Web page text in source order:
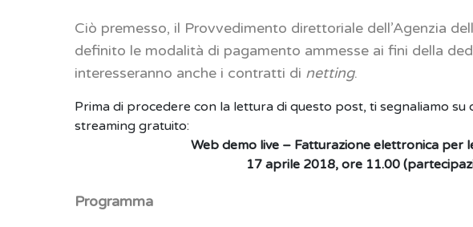
Ciò premesso, il Provvedimento direttoriale dell’Agenzia
definito le modalità di pagamento ammesse ai fini della
interesseranno anche i contratti di netting.
Prima di procedere con la lettura di questo post, ti segnaliamo
streaming gratuito:
Web demo live – Fatturazione elettronica per
17 aprile 2018, ore 11.00
Programma